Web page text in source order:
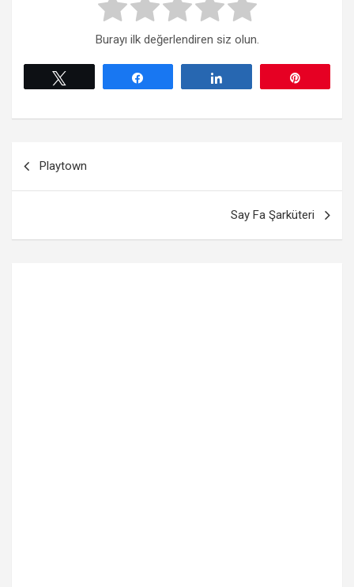
Burayı ilk değerlendiren siz olun.
gezinmesi
Playtown
Say Fa Şarküteri